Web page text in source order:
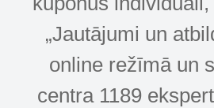
„Jautājumi un
online režīmā un
centra 1189